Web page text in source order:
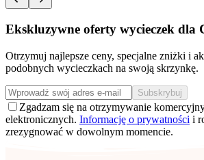
Ekskluzywne oferty wycieczek dla
Otrzymuj najlepsze ceny, specjalne zniżki i
podobnych wycieczkach na swoją skrzynkę.
Subskrybuj
Zgadzam się na otrzymywanie
elektronicznych. Informację o prywatności i
zrezygnować w dowolnym momencie.